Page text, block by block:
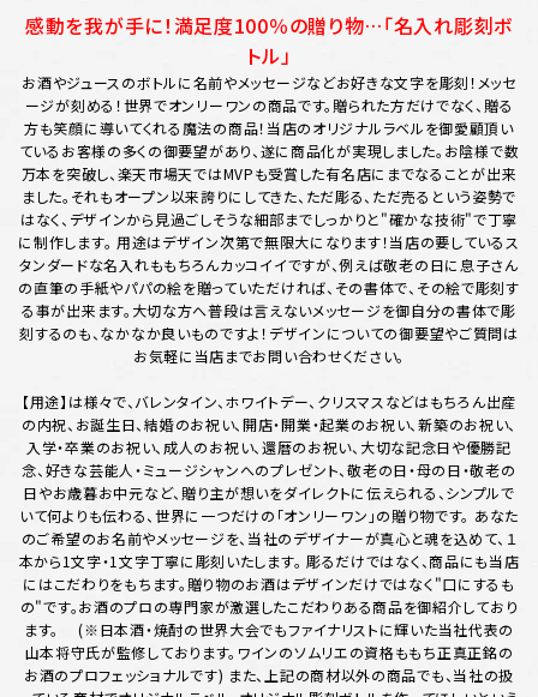
感動を我が手に！満足度100％の贈り物…「名入れ彫刻ボ
トル」
お酒やジュースのボトルに名前やメッセージなどお好きな文字を彫刻！メッセ
ージが刻める！世界でオンリーワンの商品です。贈られた方だけでなく、贈る
方も笑顔に導いてくれる魔法の商品！当店のオリジナルラベルを御愛顧頂い
ているお客様の多くの御要望があり、遂に商品化が実現しました。お陰様で数
万本を突破し、楽天市場天ではMVPも受賞した有名店にまでなることが出来
ました。それもオープン以来誇りにしてきた、ただ彫る、ただ売るという姿勢で
はなく、デザインから見過ごしそうな細部までしっかりと"確かな技術"で丁寧
に制作します。 用途はデザイン次第で無限大になります！当店の要しているス
タンダードな名入れももちろんカッコイイですが、例えば敬老の日に息子さん
の直筆の手紙やパパの絵を贈っていただければ、その書体で、その絵で彫刻す
る事が出来ます。大切な方へ普段は言えないメッセージを御自分の書体で彫
刻するのも、なかなか良いものですよ！デザインについての御要望やご質問は
お気軽に当店までお問い合わせください。
【用途】は様々で、バレンタイン、ホワイトデー、クリスマスなどはもちろん出産
の内祝、お誕生日、結婚のお祝い、開店・開業・起業のお祝い、新築のお祝い、
入学・卒業のお祝い、成人のお祝い、還暦のお祝い、大切な記念日や優勝記
念、好きな芸能人・ミュージシャンへのプレゼント、敬老の日・母の日・敬老の
日やお歳暮お中元など、贈り主が想いをダイレクトに伝えられる、シンプルで
いて何よりも伝わる、世界に一つだけの「オンリーワン」の贈り物です。 あなた
のご希望のお名前やメッセージを、当社のデザイナーが真心と魂を込めて、１
本から1文字・1文字丁寧に彫刻いたします。 彫るだけではなく、商品にも当店
にはこだわりをもちます。贈り物のお酒はデザインだけではなく"口にするも
の"です。お酒のプロの専門家が激選したこだわりある商品を御紹介しており
ます。 (※日本酒・焼酎の世界大会でもファイナリストに輝いた当社代表の
山本将守氏が監修しております。ワインのソムリエの資格ももち正真正銘の
お酒のプロフェッショナルです) また、上記の商材以外の商品でも、当社の扱